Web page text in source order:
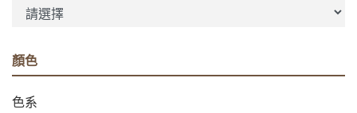
顏色
色系